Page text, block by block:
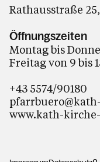
Rathausstraße
Öffnungszeiten
Montag bis
Freitag von 9 bis
+43 5574/90180
www.kath-